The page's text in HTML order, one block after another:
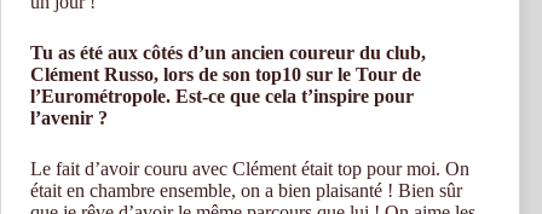
Tu as été aux côtés d’un ancien coureur du club,
Clément Russo, lors de son top10 sur le Tour de
l’Eurométropole. Est-ce que cela t’inspire pour
l’avenir ?
Le fait d’avoir couru avec Clément était top pour moi. On
était en chambre ensemble, on a bien plaisanté ! Bien sûr